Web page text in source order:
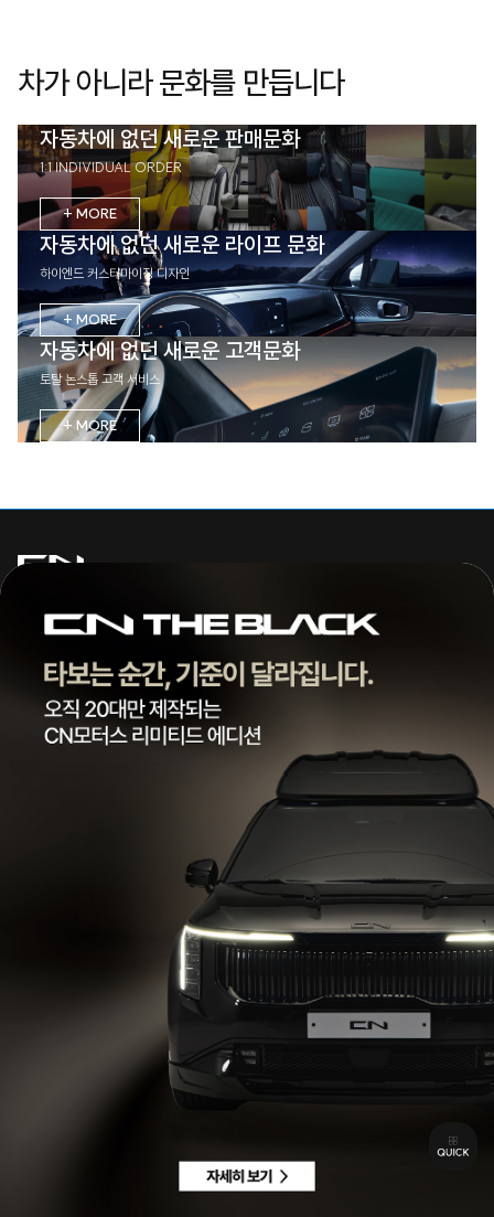
차가 아니라 문화를 만듭니다
자동차에 없던 새로운 판매문화
1:1 INDIVIDUAL ORDER
+ MORE
자동차에 없던 새로운 라이프 문화
하이엔드 커스터마이징 디자인
+ MORE
자동차에 없던 새로운 고객문화
토탈 논스톱 고객 서비스
+ MORE
주식회사 씨엔모터스
대표 | 조종현
전화 |1855-3966
팩스 | 032-578-3966
통신판매업신고번호 | 제 2022-인천서구-2322호
차량구매상담 | 평일 09:00 ~ 18:00 / 주말 및 공휴일 10:00 ~ 18:00
AS 및 기타상담 | 평일 09:00 ~ 18:00 / 주말 및 공휴일 휴무
이메일수집정보